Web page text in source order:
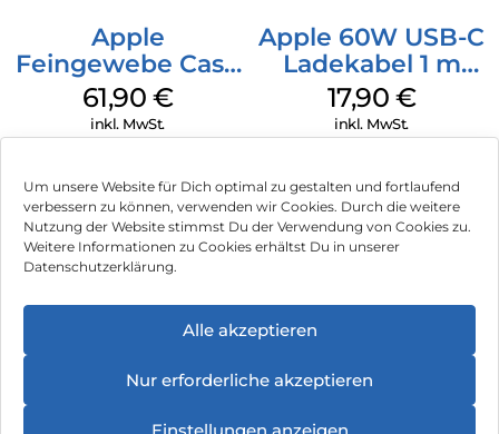
Um unsere Website für Dich optimal zu gestalten und fortlaufend
verbessern zu können, verwenden wir Cookies. Durch die weitere
Nutzung der Website stimmst Du der Verwendung von Cookies zu.
Weitere Informationen zu Cookies erhältst Du in unserer
Datenschutzerklärung.
Alle akzeptieren
Nur erforderliche akzeptieren
Einstellungen anzeigen
Apple
Feingewebe Case
iPhone 15 Pro
MagSafe Schwarz
61,90 €
inkl. MwSt.
Apple 60W USB-C
Ladekabel 1 m
Weiß
17,90 €
inkl. MwSt.
Impressum
Hinweis zur Batterieentsorgung